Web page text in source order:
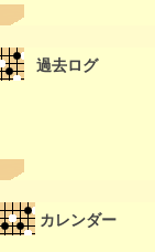
過去ログ
カレンダー